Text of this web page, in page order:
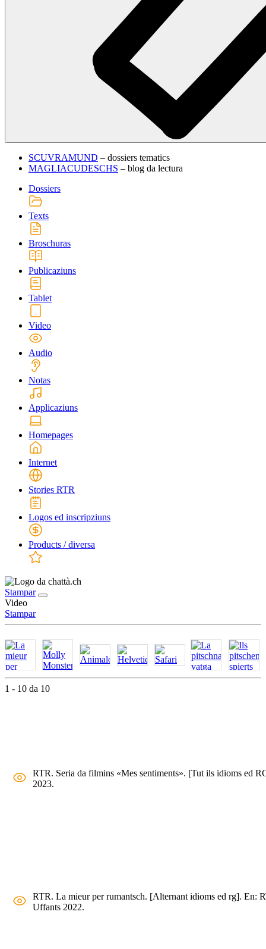
SCUVRAMUND – dossiers tematics
MAGLIACUDESCHS – blog da lectura
Dossiers
Texts
Broschuras
Publicaziuns
Tablet
Video
Audio
Notas
Applicaziuns
Homepages
Internet
Stories RTR
Logos ed inscripziuns
Products / diversa
Stampar
Video
Stampar
1 - 10 da 10
RTR. Seria da filmins «Mes sentiments». [Tut ils idioms ed
2023.
RTR. La mieur per rumantsch. [Alternant idioms ed rg]. En:
Uffants 2022.